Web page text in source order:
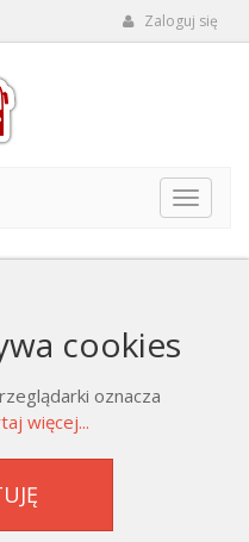
Zaloguj się
Toggle
cookies
oznacza
więcej...